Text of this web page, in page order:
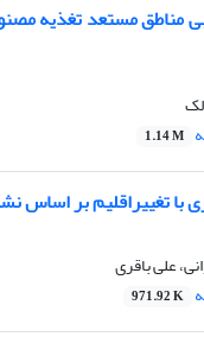
1.14 M
با تغییراقلیم بر
علی باقری
971.92 K